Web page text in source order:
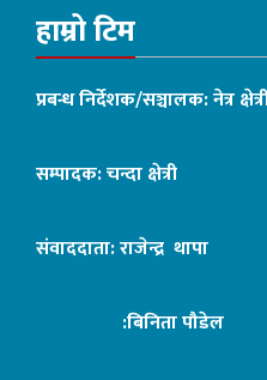
हाम्रो टिम
प्रबन्ध निर्देशक/सञ्चालक: नेत्र
सम्पादक: चन्दा क्षेत्री
संवाददाता: राजेन्द्र थापा
:बिनिता पौडेल